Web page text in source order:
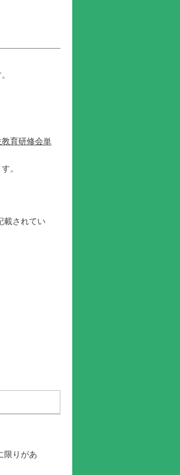
育研修会単
。
載されてい
限りがあ